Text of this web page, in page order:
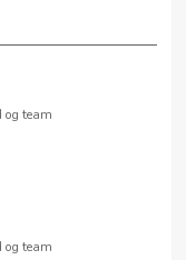
og team
og team